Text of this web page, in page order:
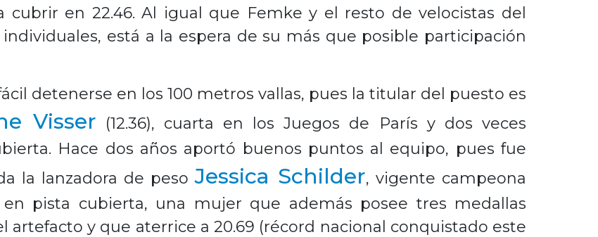
cubrir en 22.46. Al igual que Femke y el resto de velocistas del
está a la espera de su más que posible participación
detenerse en los 100 metros vallas, pues la titular del puesto es
Visser (12.36), cuarta en los Juegos de París y dos veces
Hace dos años aportó buenos puntos al equipo, pues fue
la lanzadora de pesoJessica Schilder, vigente campeona
pista cubierta, una mujer que además posee tres medallas
artefacto y que aterrice a 20.69 (récord nacional conquistado este